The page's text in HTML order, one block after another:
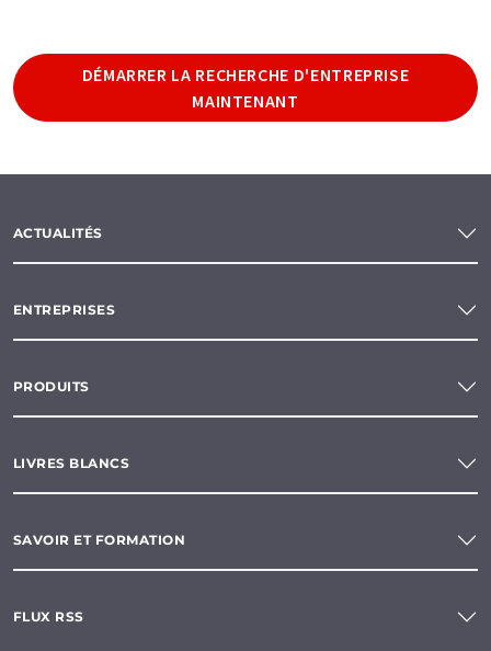
DÉMARRER LA RECHERCHE D'ENTREPRISE
MAINTENANT
ACTUALITÉS
ENTREPRISES
PRODUITS
LIVRES BLANCS
SAVOIR ET FORMATION
FLUX RSS